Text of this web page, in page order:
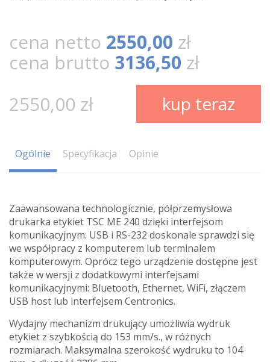
cena netto 2550,00 zł
cena brutto 3136,50 zł
2550,00 zł
kup teraz
Ogólnie Specyfikacja Opinie
Zaawansowana technologicznie, półprzemysłowa
drukarka etykiet TSC ME 240 dzięki interfejsom
komunikacyjnym: USB i RS-232 doskonale sprawdzi się
we współpracy z komputerem lub terminalem
komputerowym. Oprócz tego urządzenie dostępne jest
także w wersji z dodatkowymi interfejsami
komunikacyjnymi: Bluetooth, Ethernet, WiFi, złączem
USB host lub interfejsem Centronics.
Wydajny mechanizm drukujący umożliwia wydruk
etykiet z szybkością do 153 mm/s., w różnych
rozmiarach. Maksymalna szerokość wydruku to 104